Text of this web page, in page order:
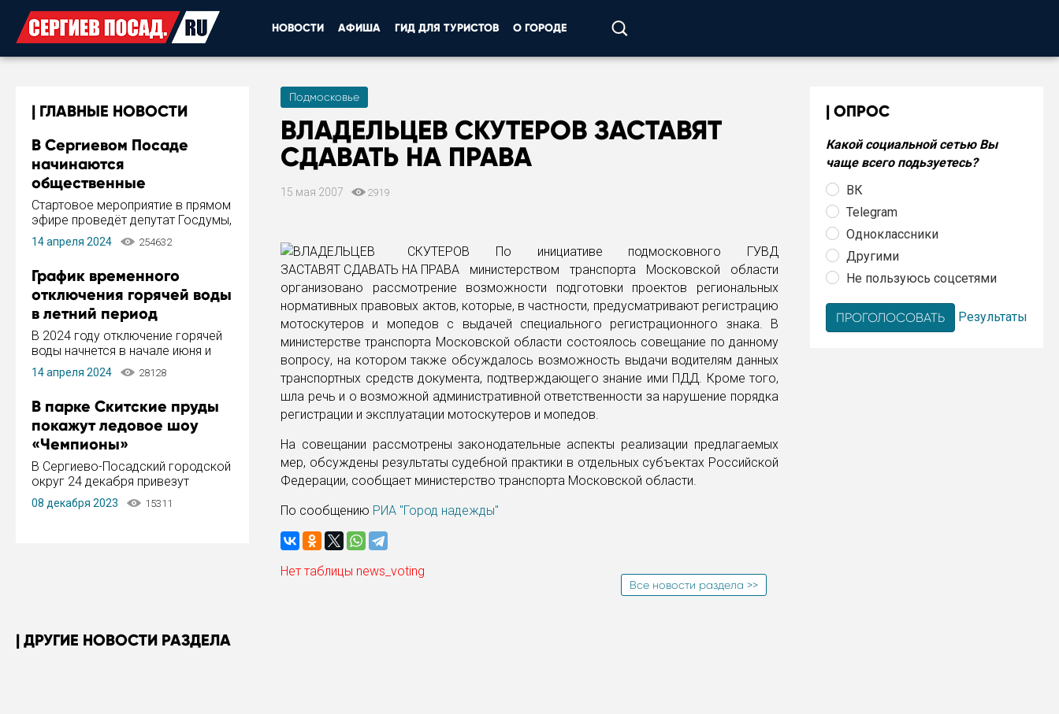
НОВОСТИ АФИША ГИД ДЛЯ ТУРИСТОВ О ГОРОДЕ
ГЛАВНЫЕ НОВОСТИ
В Сергиевом Посаде
начинаются
общественные
обсуждения Стратегии
развития города
Стартовое мероприятие в прямом
эфире проведёт депутат Госдумы,
инициатор и автор Концепции
развития Сергиева Посада и
Пахомов.
14 апреля 2024 254632
График временного
отключения горячей воды
в летний период
В 2024 году отключение горячей
воды начнется в начале июня и
завершится в конце августа.
Период отключения составит не
14 апреля 2024 28128
В парке Скитские пруды
покажут ледовое шоу
«Чемпионы»
В Сергиево-Посадский городской
округ 24 декабря привезут
ледовый тур «Чемпионы»
заслуженного мастера спорта,
08 декабря 2023 15311
Подмосковье
ВЛАДЕЛЬЦЕВ СКУТЕРОВ ЗАСТАВЯТ
СДАВАТЬ НА ПРАВА
15 мая 2007 2919
По инициативе подмосковного ГУВД
министерством транспорта Московской области
организовано рассмотрение возможности подготовки проектов региональных
нормативных правовых актов, которые, в частности, предусматривают регистрацию
мотоскутеров и мопедов с выдачей специального регистрационного знака. В
министерстве транспорта Московской области состоялось совещание по данному
вопросу, на котором также обсуждалось возможность выдачи водителям данных
транспортных средств документа, подтверждающего знание ими ПДД. Кроме того,
шла речь и о возможной административной ответственности за нарушение порядка
регистрации и эксплуатации мотоскутеров и мопедов.
На совещании рассмотрены законодательные аспекты реализации предлагаемых
мер, обсуждены результаты судебной практики в отдельных субъектах Российской
Федерации, сообщает министерство транспорта Московской области.
По сообщению РИА "Город надежды"
Нет таблицы news_voting
Все новости раздела >>
ОПРОС
Какой социальной сетью Вы
чаще всего подьзуетесь?
ВК
Telegram
Одноклассники
Другими
Не пользуюсь соцсетями
Результаты
ДРУГИЕ НОВОСТИ РАЗДЕЛА